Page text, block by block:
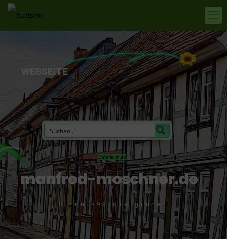
WEBSEITE
manfred-moschner.de
Bündnis90/die grünen
Datenschutz